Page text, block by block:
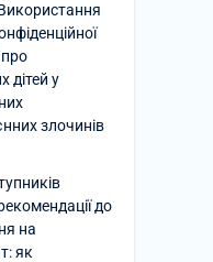
про
дітей у
злочинів
до
на
як